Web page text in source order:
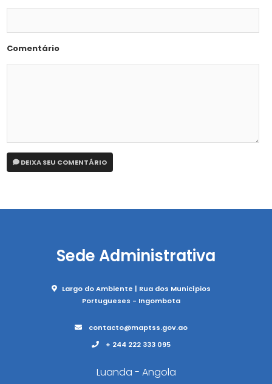
Comentário
DEIXA SEU COMENTÁRIO
Sede Administrativa
Largo do Ambiente | Rua dos Municípios
Portugueses - Ingombota
contacto@maptss.gov.ao
+ 244 222 333 095
Luanda - Angola